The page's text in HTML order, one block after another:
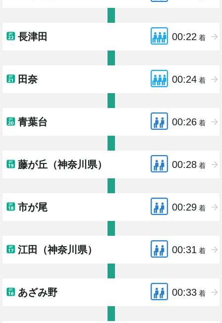
長津田 00:22 着
田奈 00:24 着
青葉台 00:26 着
藤が丘（神奈川県） 00:28 着
市が尾 00:29 着
江田（神奈川県） 00:31 着
あざみ野 00:33 着